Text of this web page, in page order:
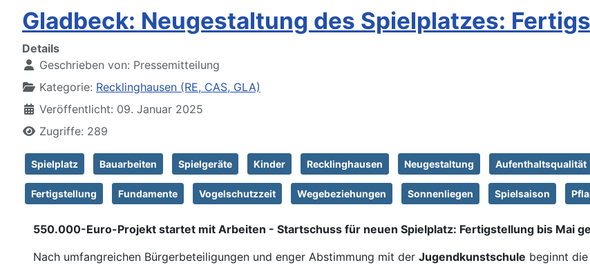
Gladbeck: Neugestaltung des Spielplatzes:
Details
Geschrieben von: Pressemitteilung
Kategorie: Recklinghausen (RE, CAS, GLA)
Veröffentlicht: 09. Januar 2025
Zugriffe: 289
Spielplatz Bauarbeiten Spielgeräte Kinder Recklinghausen Neugestaltung Aufenthaltsqualität
Fertigstellung Fundamente Vogelschutzzeit Wegebeziehungen Sonnenliegen Spielsaison
550.000-Euro-Projekt startet mit Arbeiten - Startschuss für neuen Spielplatz: Fertigstellung bis Mai
Nach umfangreichen Bürgerbeteiligungen und enger Abstimmung mit der Jugendkunstschule beginnt